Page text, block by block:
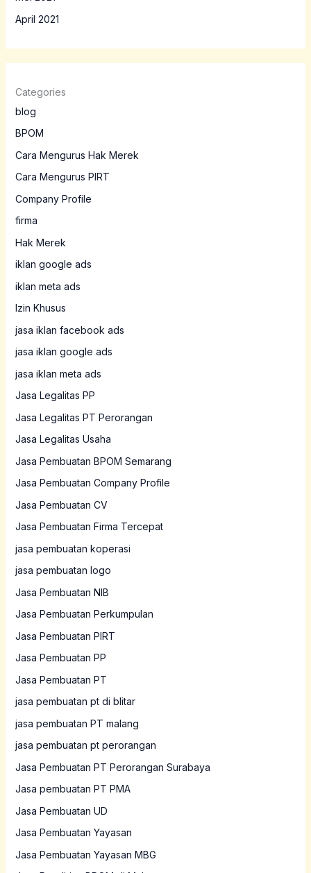
April 2021
Categories
blog
BPOM
Cara Mengurus Hak Merek
Cara Mengurus PIRT
Company Profile
firma
Hak Merek
iklan google ads
iklan meta ads
Izin Khusus
jasa iklan facebook ads
jasa iklan google ads
jasa iklan meta ads
Jasa Legalitas PP
Jasa Legalitas PT Perorangan
Jasa Legalitas Usaha
Jasa Pembuatan BPOM Semarang
Jasa Pembuatan Company Profile
Jasa Pembuatan CV
Jasa Pembuatan Firma Tercepat
jasa pembuatan koperasi
jasa pembuatan logo
Jasa Pembuatan NIB
Jasa Pembuatan Perkumpulan
Jasa Pembuatan PIRT
Jasa Pembuatan PP
Jasa Pembuatan PT
jasa pembuatan pt di blitar
jasa pembuatan PT malang
jasa pembuatan pt perorangan
Jasa Pembuatan PT Perorangan Surabaya
Jasa pembuatan PT PMA
Jasa Pembuatan UD
Jasa Pembuatan Yayasan
Jasa Pembuatan Yayasan MBG